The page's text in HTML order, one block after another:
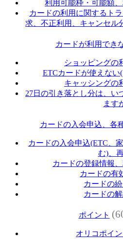
利用可能枠・可能額
カードの利用に関するト
求、不正利用、キャンセル
カードが利用でき
ショッピングの
ETCカードが使えな
キャッシングの
27日の引き落とし分は、い
ます
カードの入会申込、各
カードの入会申込(ETC、
む)、
カードの登録情報
カードの有
カードの
カードの
ポイント
オリコポイ